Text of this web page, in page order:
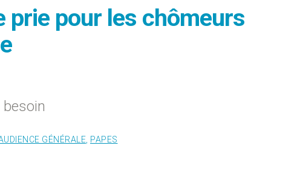
prie pour les chômeurs
GÉNÉRALE PAPES